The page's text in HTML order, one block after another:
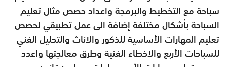
سباحة مع التخطيط والبرمجة واعداد حصص مثال تعليم
السباحة بأشكال مختلفة إضافة الى عمل تطبيقي لحصص
تعليم المهارات الأساسية للذكور والاناث والتحليل الفني
للسباحات الأربع والاخطاء الفنية وطرق معالجتها واعدد